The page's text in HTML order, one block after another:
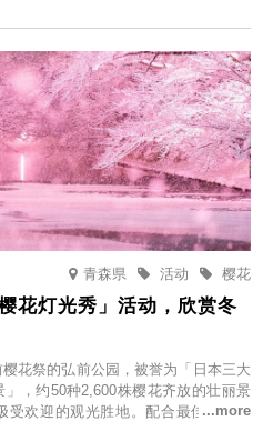
青森県 樱花
活动
花灯光秀」活动，欣赏冬
花祭的弘前公园，被誉为「日本三大
，约50种2,600株樱花齐放的壮丽景
受欢迎的观光胜地。配合最佳观雪时